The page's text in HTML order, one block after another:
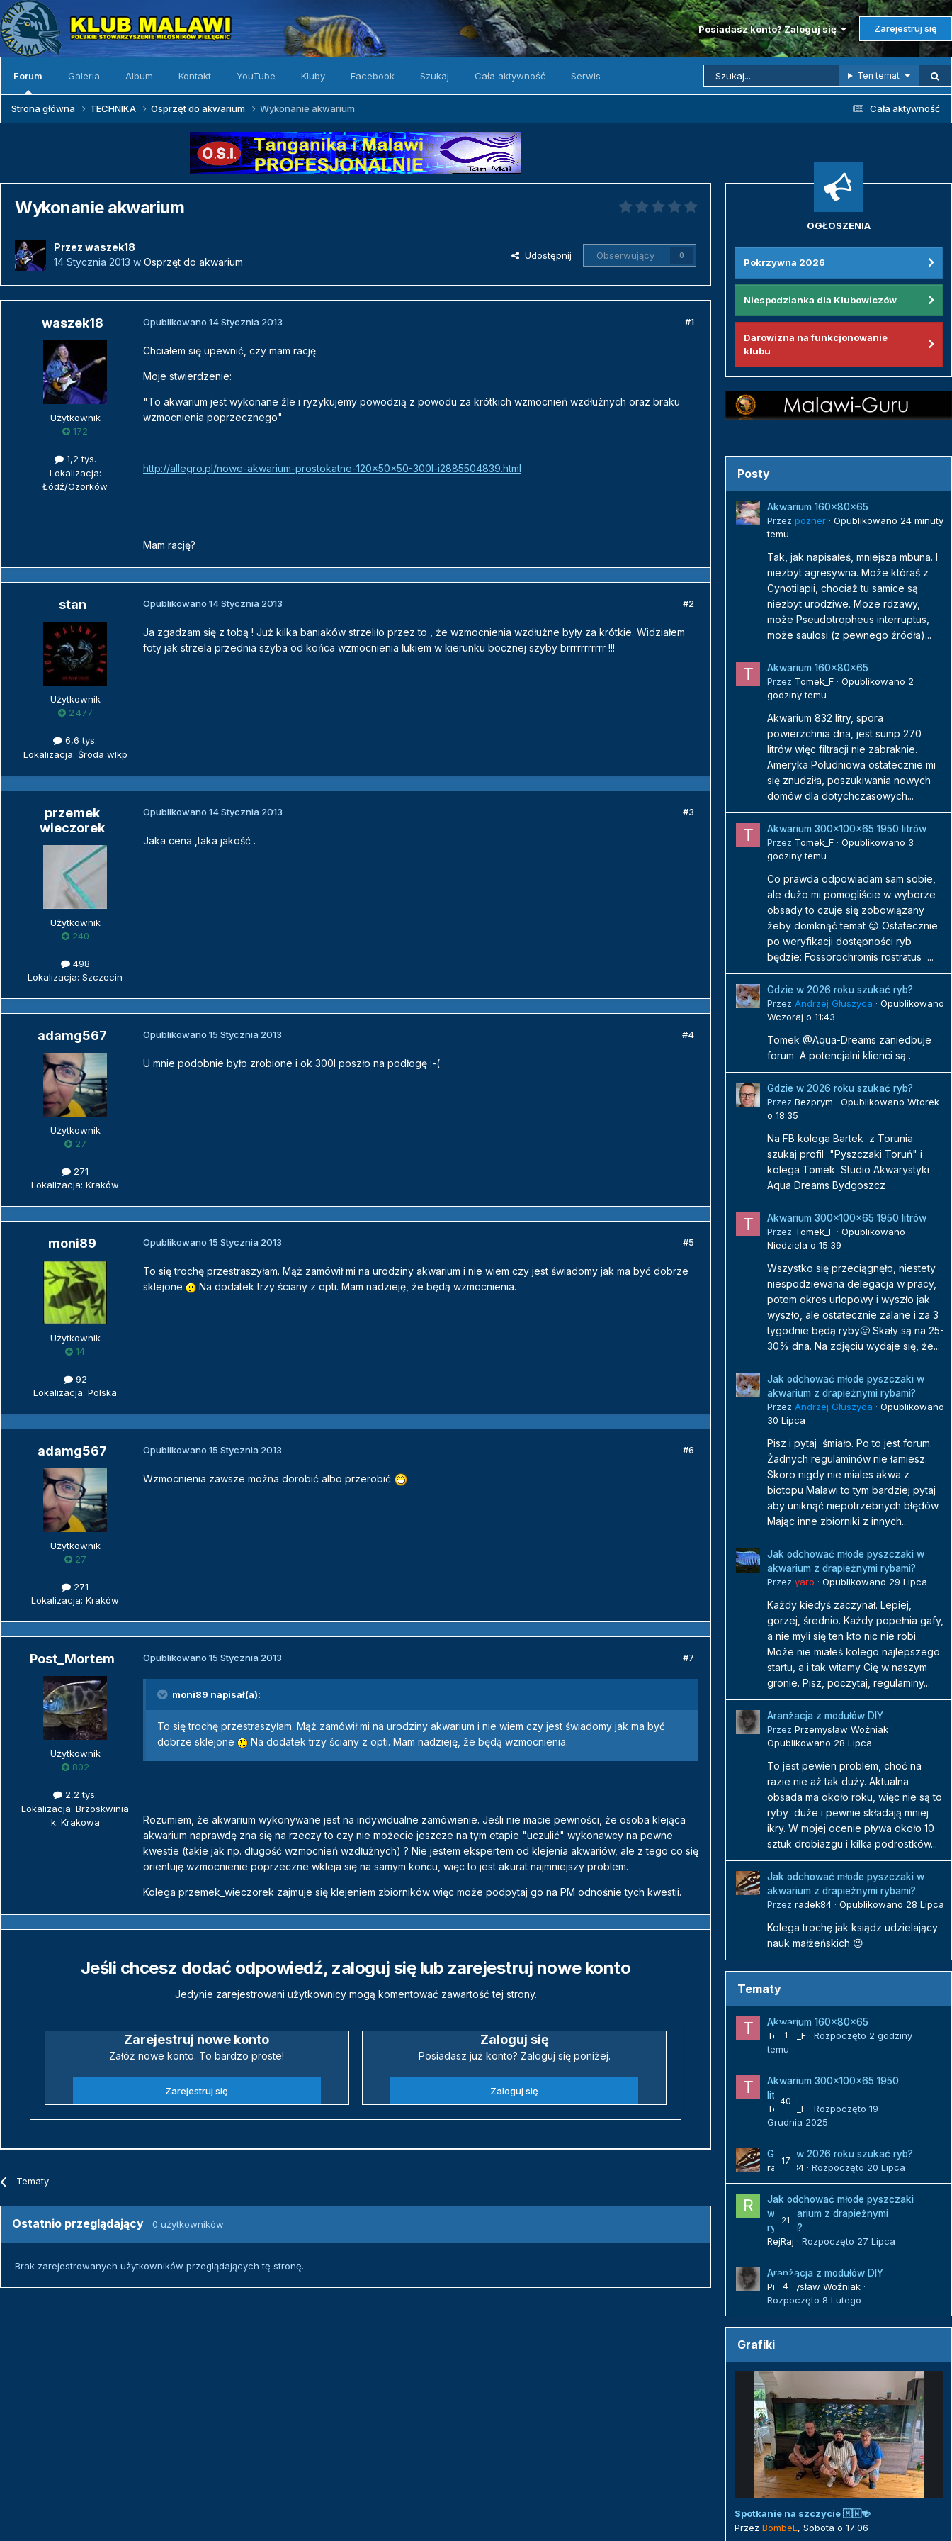
Posiadasz konto? Zaloguj się Zarejestruj się
Forum Galeria Album Kontakt YouTube Kluby Facebook Szukaj Cała aktywność Serwis Ten temat
Cała aktywność
Strona główna TECHNIKA Osprzęt do akwarium Wykonanie akwarium
Wykonanie akwarium
Przez waszek18
14 Stycznia 2013 w Osprzęt do akwarium
Udostępnij Obserwujący 0
waszek18
Użytkownik
172
1,2 tys.
Lokalizacja:
Łódź/Ozorków
#1
Opublikowano 14 Stycznia 2013
Chciałem się upewnić, czy mam rację.
Moje stwierdzenie:
"To akwarium jest wykonane źle i ryzykujemy powodzią z powodu za krótkich wzmocnień wzdłużnych oraz braku
wzmocnienia poprzecznego"
http://allegro.pl/nowe-akwarium-prostokatne-120x50x50-300l-i2885504839.html
Mam rację?
stan
Użytkownik
2 477
6,6 tys.
Lokalizacja: Środa wlkp
#2
Opublikowano 14 Stycznia 2013
Ja zgadzam się z tobą ! Już kilka baniaków strzeliło przez to , że wzmocnienia wzdłużne były za krótkie. Widziałem
foty jak strzela przednia szyba od końca wzmocnienia łukiem w kierunku bocznej szyby brrrrrrrrrrr !!!
przemek
wieczorek
Użytkownik
240
498
Lokalizacja: Szczecin
#3
Opublikowano 14 Stycznia 2013
Jaka cena ,taka jakość .
adamg567
Użytkownik
27
271
Lokalizacja: Kraków
#4
Opublikowano 15 Stycznia 2013
U mnie podobnie było zrobione i ok 300l poszło na podłogę :-(
moni89
Użytkownik
14
92
Lokalizacja: Polska
#5
Opublikowano 15 Stycznia 2013
To się trochę przestraszyłam. Mąż zamówił mi na urodziny akwarium i nie wiem czy jest świadomy jak ma być dobrze
sklejone
Na dodatek trzy ściany z opti. Mam nadzieję, że będą wzmocnienia.
adamg567
Użytkownik
27
271
Lokalizacja: Kraków
#6
Opublikowano 15 Stycznia 2013
Wzmocnienia zawsze można dorobić albo przerobić
Post_Mortem
Użytkownik
802
2,2 tys.
Lokalizacja: Brzoskwinia
k. Krakowa
#7
Opublikowano 15 Stycznia 2013
moni89 napisał(a):
To się trochę przestraszyłam. Mąż zamówił mi na urodziny akwarium i nie wiem czy jest świadomy jak ma być
dobrze sklejone
Na dodatek trzy ściany z opti. Mam nadzieję, że będą wzmocnienia.
Rozumiem, że akwarium wykonywane jest na indywidualne zamówienie. Jeśli nie macie pewności, że osoba klejąca
akwarium naprawdę zna się na rzeczy to czy nie możecie jeszcze na tym etapie "uczulić" wykonawcy na pewne
kwestie (takie jak np. długość wzmocnień wzdłużnych) ? Nie jestem ekspertem od klejenia akwariów, ale z tego co się
orientuję wzmocnienie poprzeczne wkleja się na samym końcu, więc to jest akurat najmniejszy problem.
Kolega przemek_wieczorek zajmuje się klejeniem zbiorników więc może podpytaj go na PM odnośnie tych kwestii.
Jeśli chcesz dodać odpowiedź, zaloguj się lub zarejestruj nowe konto
Jedynie zarejestrowani użytkownicy mogą komentować zawartość tej strony.
Zarejestruj nowe konto
Załóż nowe konto. To bardzo proste!
Zarejestruj się
Zaloguj się
Posiadasz już konto? Zaloguj się poniżej.
Zaloguj się
Tematy
Ostatnio przeglądający 0 użytkowników
Brak zarejestrowanych użytkowników przeglądających tę stronę.
OGŁOSZENIA
Pokrzywna 2026
Niespodzianka dla Klubowiczów
Darowizna na funkcjonowanie
klubu
Posty
Akwarium 160x80x65
Przez pozner · Opublikowano 24 minuty
temu
Tak, jak napisałeś, mniejsza mbuna. I
niezbyt agresywna. Może któraś z
Cynotilapii, chociaż tu samice są
niezbyt urodziwe. Może rdzawy,
może Pseudotropheus interruptus,
może saulosi (z pewnego źródła)...
Akwarium 160x80x65
Przez Tomek_F · Opublikowano 2
godziny temu
Akwarium 832 litry, spora
powierzchnia dna, jest sump 270
litrów więc filtracji nie zabraknie.
Ameryka Południowa ostatecznie mi
się znudziła, poszukiwania nowych
domów dla dotychczasowych...
Akwarium 300x100x65 1950 litrów
Przez Tomek_F · Opublikowano 3
godziny temu
Co prawda odpowiadam sam sobie,
ale dużo mi pomogliście w wyborze
obsady to czuje się zobowiązany
żeby domknąć temat 😉 Ostatecznie
po weryfikacji dostępności ryb
będzie: Fossorochromis rostratus ...
Gdzie w 2026 roku szukać ryb?
Przez Andrzej Głuszyca · Opublikowano
Wczoraj o 11:43
Tomek @Aqua-Dreams zaniedbuje
forum A potencjalni klienci są .
Gdzie w 2026 roku szukać ryb?
Przez Bezprym · Opublikowano Wtorek
o 18:35
Na FB kolega Bartek z Torunia
szukaj profil "Pyszczaki Toruń" i
kolega Tomek Studio Akwarystyki
Aqua Dreams Bydgoszcz
Akwarium 300x100x65 1950 litrów
Przez Tomek_F · Opublikowano
Niedziela o 15:39
Wszystko się przeciągnęło, niestety
niespodziewana delegacja w pracy,
potem okres urlopowy i wyszło jak
wyszło, ale ostatecznie zalane i za 3
tygodnie będą ryby🙂 Skały są na 25-
30% dna. Na zdjęciu wydaje się, że...
Jak odchować młode pyszczaki w
akwarium z drapieżnymi rybami?
Przez Andrzej Głuszyca · Opublikowano
30 Lipca
Pisz i pytaj śmiało. Po to jest forum.
Żadnych regulaminów nie łamiesz.
Skoro nigdy nie miales akwa z
biotopu Malawi to tym bardziej pytaj
aby uniknąć niepotrzebnych błędów.
Mając inne zbiorniki z innych...
Jak odchować młode pyszczaki w
akwarium z drapieżnymi rybami?
Przez yaro · Opublikowano 29 Lipca
Każdy kiedyś zaczynał. Lepiej,
gorzej, średnio. Każdy popełnia gafy,
a nie myli się ten kto nic nie robi.
Może nie miałeś kolego najlepszego
startu, a i tak witamy Cię w naszym
gronie. Pisz, poczytaj, regulaminy...
Aranżacja z modułów DIY
Przez Przemysław Woźniak ·
Opublikowano 28 Lipca
To jest pewien problem, choć na
razie nie aż tak duży. Aktualna
obsada ma około roku, więc nie są to
ryby duże i pewnie składają mniej
ikry. W mojej ocenie pływa około 10
sztuk drobiazgu i kilka podrostków...
Jak odchować młode pyszczaki w
akwarium z drapieżnymi rybami?
Przez radek84 · Opublikowano 28 Lipca
Kolega trochę jak ksiądz udzielający
nauk małżeńskich 😉
Tematy
1
Akwarium 160x80x65
Tomek_F · Rozpoczęto 2 godziny
temu
40
Akwarium 300x100x65 1950
litrów
Tomek_F · Rozpoczęto 19
Grudnia 2025
17
Gdzie w 2026 roku szukać ryb?
radek84 · Rozpoczęto 20 Lipca
21
Jak odchować młode pyszczaki
w akwarium z drapieżnymi
rybami?
RejRaj · Rozpoczęto 27 Lipca
4
Aranżacja z modułów DIY
Przemysław Woźniak ·
Rozpoczęto 8 Lutego
Grafiki
Spotkanie na szczycie 🇲🇼🍻
Przez BombeL , Sobota o 17:06